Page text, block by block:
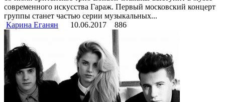
современного искусства Гараж. Первый московский концерт
группы станет частью серии музыкальных...
Карина Еганян
10.06.2017 886